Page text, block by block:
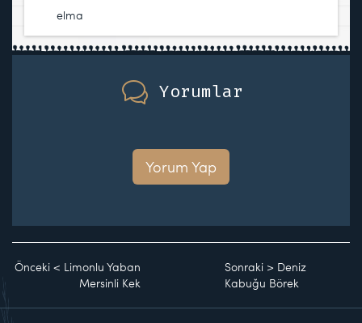
elma
Yorumlar
Yorum Yap
Önceki < Limonlu Yaban
Mersinli Kek
Sonraki > Deniz
Kabuğu Börek